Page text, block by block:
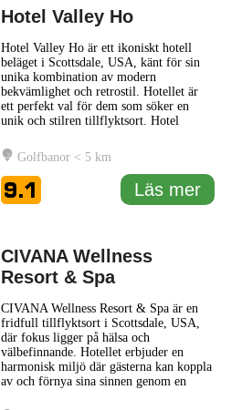
Hotel Valley Ho
Hotel Valley Ho är ett ikoniskt hotell
beläget i Scottsdale, USA, känt för sin
unika kombination av modern
bekvämlighet och retrostil. Hotellet är
ett perfekt val för dem som söker en
unik och stilren tillflyktsort. Hotel
byggnadens design har bevarats för att
reflektera dess ursprungliga 1950-
talsarkitektur, kompletterad med
moderna detaljer och faciliteter. Inom...
Läs mer
Golfbanor < 5 km
9.1 Läs mer
CIVANA Wellness
Resort & Spa
CIVANA Wellness Resort & Spa är en
fridfull tillflyktsort i Scottsdale, USA,
där fokus ligger på hälsa och
välbefinnande. Hotellet erbjuder en
harmonisk miljö där gästerna kan koppla
av och förnya sina sinnen genom en